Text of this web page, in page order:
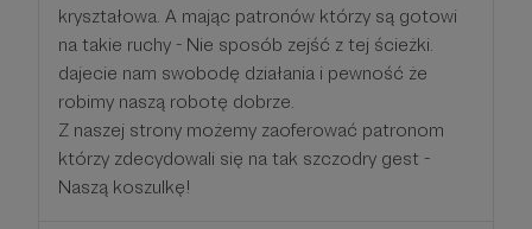
kryształowa. A mając patronów którzy są gotowi
na takie ruchy - Nie sposób zejść z tej ścieżki.
dajecie nam swobodę działania i pewność że
robimy naszą robotę dobrze.
Z naszej strony możemy zaoferować patronom
którzy zdecydowali się na tak szczodry gest -
Naszą koszulkę!